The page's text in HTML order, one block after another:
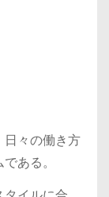
日々の働き方
ある。